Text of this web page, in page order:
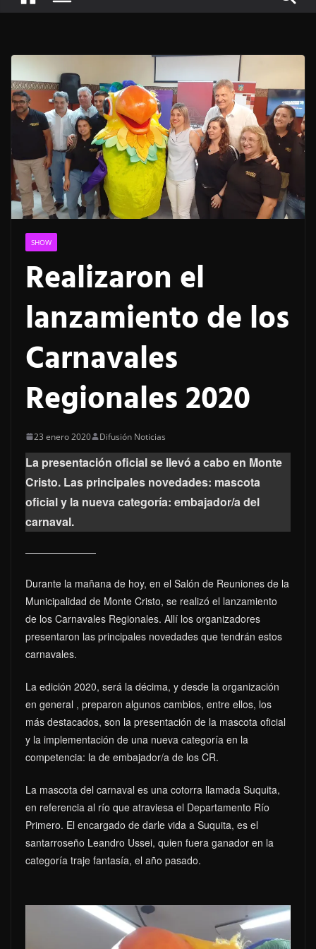
SHOW
Realizaron el
lanzamiento de los
Carnavales
Regionales 2020
23 enero 2020 Difusión Noticias
La presentación oficial se llevó a cabo en Monte
Cristo. Las principales novedades: mascota
oficial y la nueva categoría: embajador/a del
carnaval.
Durante la mañana de hoy, en el Salón de Reuniones de la
Municipalidad de Monte Cristo, se realizó el lanzamiento
de los Carnavales Regionales. Allí los organizadores
presentaron las principales novedades que tendrán estos
carnavales.
La edición 2020, será la décima, y desde la organización
en general , preparon algunos cambios, entre ellos, los
más destacados, son la presentación de la mascota oficial
y la implementación de una nueva categoría en la
competencia: la de embajador/a de los CR.
La mascota del carnaval es una cotorra llamada Suquita,
en referencia al río que atraviesa el Departamento Río
Primero. El encargado de darle vida a Suquita, es el
santarroseño Leandro Ussei, quien fuera ganador en la
categoría traje fantasía, el año pasado.